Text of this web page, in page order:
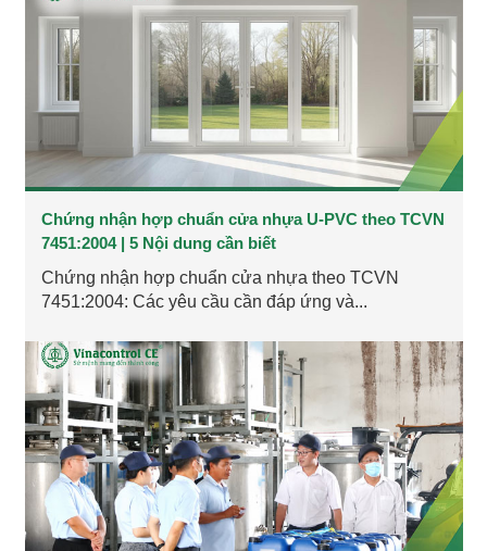
Chứng nhận hợp chuẩn cửa nhựa U-PVC theo TCVN
7451:2004 | 5 Nội dung cần biết
Chứng nhận hợp chuẩn cửa nhựa theo TCVN
7451:2004: Các yêu cầu cần đáp ứng và...